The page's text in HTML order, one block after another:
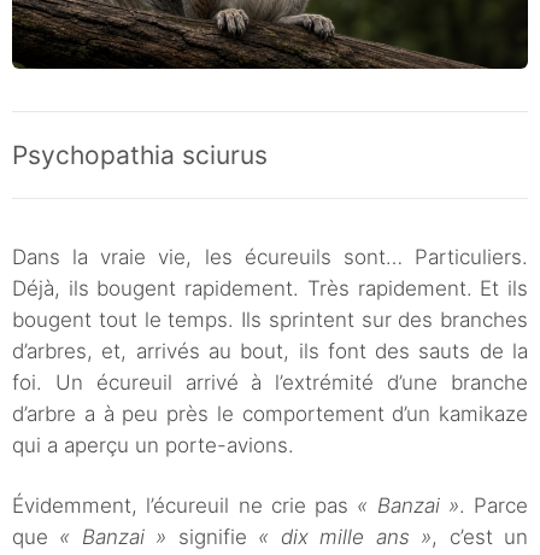
Psychopathia sciurus
Dans la vraie vie, les écureuils sont… Particuliers.
Déjà, ils bougent rapidement. Très rapidement. Et ils
bougent tout le temps. Ils sprintent sur des branches
d’arbres, et, arrivés au bout, ils font des sauts de la
foi. Un écureuil arrivé à l’extrémité d’une branche
d’arbre a à peu près le comportement d’un kamikaze
qui a aperçu un porte-avions.
Évidemment, l’écureuil ne crie pas « Banzai ». Parce
que « Banzai » signifie « dix mille ans », c’est un